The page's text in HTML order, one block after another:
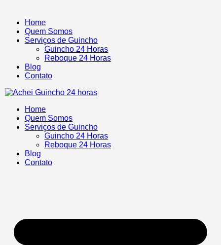
Home
Quem Somos
Serviços de Guincho
Guincho 24 Horas
Reboque 24 Horas
Blog
Contato
Home
Quem Somos
Serviços de Guincho
Guincho 24 Horas
Reboque 24 Horas
Blog
Contato